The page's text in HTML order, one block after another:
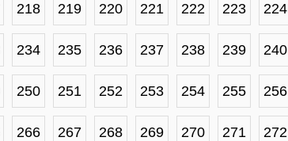
218 219 220 221 222 223 224
234 235 236 237 238 239 240
250 251 252 253 254 255 256
266 267 268 269 270 271 272